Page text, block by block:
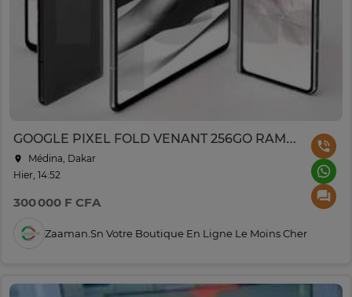
GOOGLE PIXEL FOLD VENANT 256GO RAM 12GO 5G
Médina, Dakar
Hier, 14:52
300 000 F CFA
Zaaman.sn Votre Boutique En Ligne Le Moins Cher